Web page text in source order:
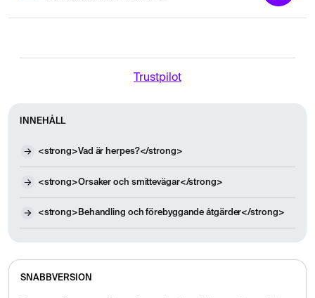
Trustpilot
INNEHÅLL
<strong>Vad är herpes?</strong>
<strong>Orsaker och smittevägar</strong>
<strong>Behandling och förebyggande åtgärder</strong>
SNABBVERSION